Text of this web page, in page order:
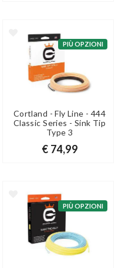
PIÙ OPZIONI
Cortland - Fly Line - 444
Classic Series - Sink Tip
Type 3
€ 74,99
PIÙ OPZIONI